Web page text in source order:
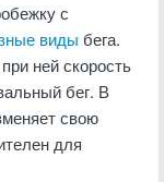
с
виды бега.
ней скорость
бег. В
свою
для